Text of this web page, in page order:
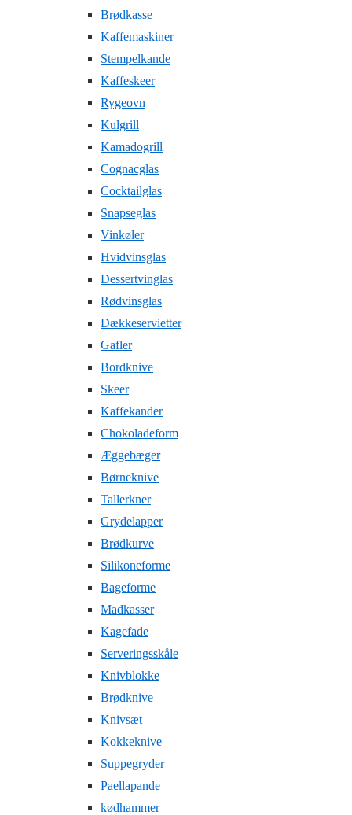
Brødkasse
Kaffemaskiner
Stempelkande
Kaffeskeer
Rygeovn
Kulgrill
Kamadogrill
Cognacglas
Cocktailglas
Snapseglas
Vinkøler
Hvidvinsglas
Dessertvinglas
Rødvinsglas
Dækkeservietter
Gafler
Bordknive
Skeer
Kaffekander
Chokoladeform
Æggebæger
Børneknive
Tallerkner
Grydelapper
Brødkurve
Silikoneforme
Bageforme
Madkasser
Kagefade
Serveringsskåle
Knivblokke
Brødknive
Knivsæt
Kokkeknive
Suppegryder
Paellapande
kødhammer